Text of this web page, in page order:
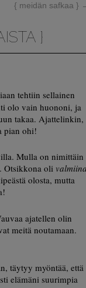
{ meidän safkaa }
}
tehtiin sellainen
olo vain huononi, ja
takaa. Ajattelinkin,
pian ohi!
Mulla on nimittäin
Otsikkona oli
olosta, mutta
ajatellen olin
meitä noutamaan.
täytyy myöntää, että
elämäni suurimpia